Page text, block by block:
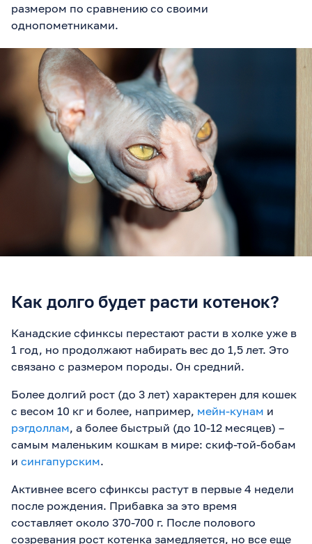
размером по сравнению со своими
однопометниками.
Как долго будет расти котенок?
Канадские сфинксы перестают расти в холке уже в
1 год, но продолжают набирать вес до 1,5 лет. Это
связано с размером породы. Он средний.
Более долгий рост (до 3 лет) характерен для кошек
с весом 10 кг и более, например, мейн-кунам и
рэгдоллам, а более быстрый (до 10-12 месяцев) –
самым маленьким кошкам в мире: скиф-той-бобам
и сингапурским.
Активнее всего сфинксы растут в первые 4 недели
после рождения. Прибавка за это время
составляет около 370-700 г. После полового
созревания рост котенка замедляется, но все еще